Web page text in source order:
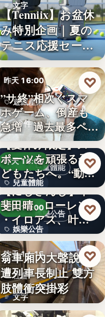
文字
【Tenniix】お盆休
み特別企画｜夏の
テニス応援セー
ル…
昨天 16:00
遊戲產業
10件
”サ終”相次ぐスマ
ホゲーム、倒産も
急増 過去最多ペー
スで…
♡
兒童體能
昨天 16:00
兒童體能
0円
【夏休み限定】ス
ポーツを頑張る子
どもたちへ。“動け
る身体…
♡
娛樂公告
昨天 16:00
娛樂公告
30
【にじさんじ】甲
斐田晴、ローレン
・イロアス、叶ワ
ンマンラ…
♡
昨天 14:15
社會
文字
翁車廂內大聲說話
遭列車長制止 雙方
肢體衝突掛彩
♡